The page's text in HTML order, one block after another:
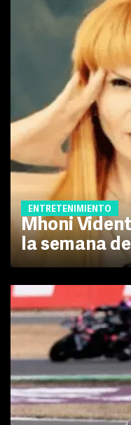
ENTRETENIMIENTO
Mhoni
la semana